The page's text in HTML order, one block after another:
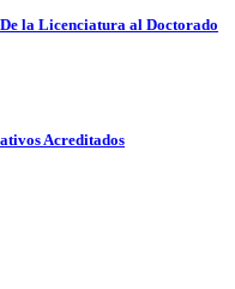
la Licenciatura al Doctorado
Acreditados